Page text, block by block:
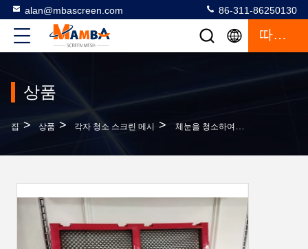
alan@mbascreen.com 86-311-86250130
따옴표
상품
집 > 상품 > 각자 청소 스크린 메시 > 체눈을 청소하여 분쇄기 1.2 밀리미터 와이어 폴리 잔물결이 셀프이게 흔드세요